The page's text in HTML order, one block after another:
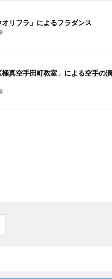
オリフラ」によるフラダンス
極真空手田町教室」による空手の演